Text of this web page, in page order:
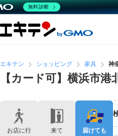
エキテン ショッピング 家具 神
【カード可】横浜市
お店に行
来て
届けても
無料診断